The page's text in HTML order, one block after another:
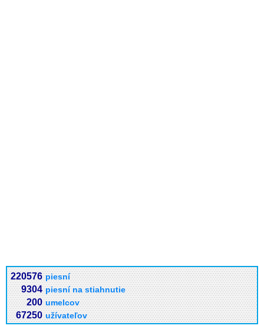
220576 piesní
9304 piesní na stiahnutie
200 umelcov
67250 užívateľov